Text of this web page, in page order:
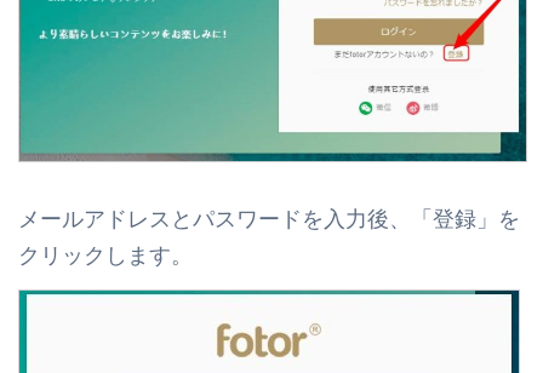
メールアドレスとパスワードを入力後、「登録」を
クリックします。